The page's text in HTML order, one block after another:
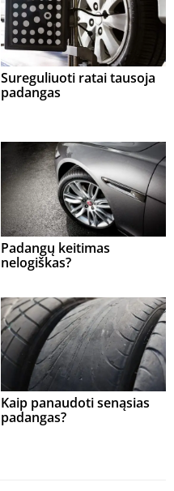
Sureguliuoti ratai tausoja
padangas
Padangų keitimas
nelogiškas?
Kaip panaudoti senąsias
padangas?